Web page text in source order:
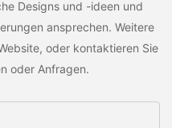
Designs und -ideen und
ansprechen. Weitere
oder kontaktieren Sie
oder Anfragen.